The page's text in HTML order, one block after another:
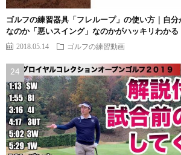
ゴルフの練習器具「フレループ」の使い方｜自分
なのか「悪いスイング」なのかがハッキリわかる
2018.05.14 ゴルフの練習動画